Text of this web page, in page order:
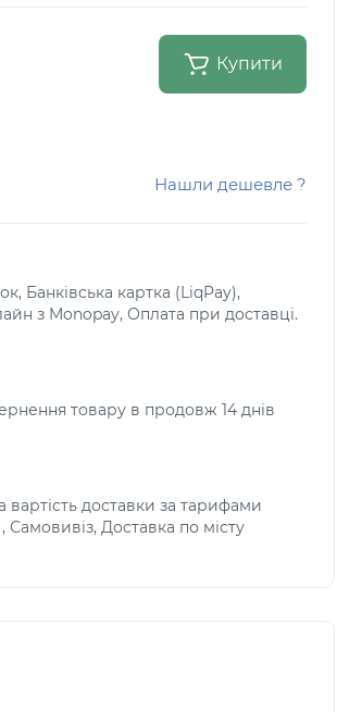
Купити
Нашли дешевле ?
Банківська картка (LiqPay),
з Monopay, Оплата при доставці.
товару в продовж 14 днів
доставки за тарифами
Самовивіз, Доставка по місту